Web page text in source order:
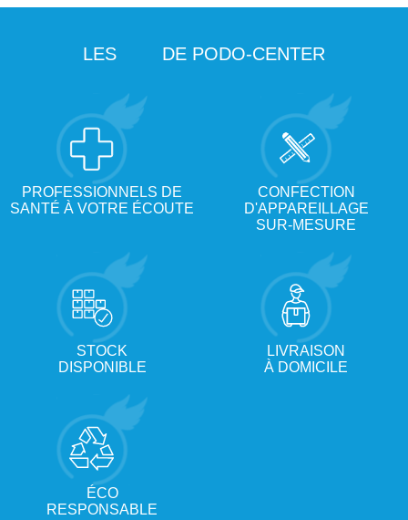
LES DE PODO-CENTER
PROFESSIONNELS DE
SANTÉ À VOTRE ÉCOUTE
CONFECTION
D'APPAREILLAGE
SUR-MESURE
STOCK
DISPONIBLE
LIVRAISON
À DOMICILE
ÉCO
RESPONSABLE